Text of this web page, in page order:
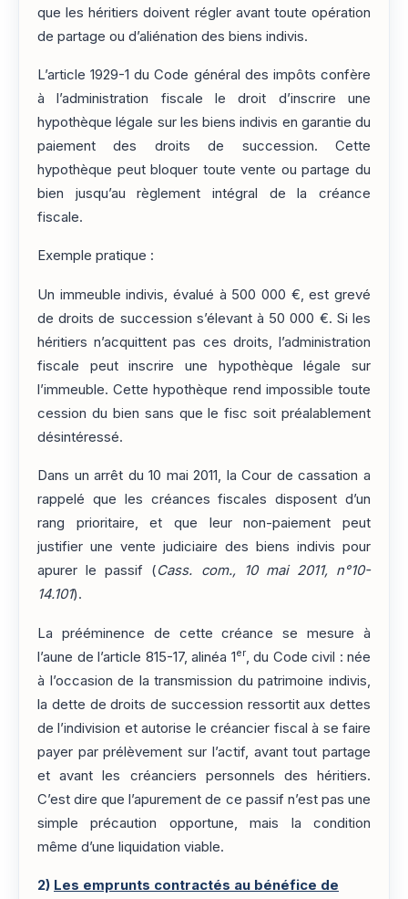
que les héritiers doivent régler avant toute opération
de partage ou d’aliénation des biens indivis.
L’article 1929-1 du Code général des impôts confère
à l’administration fiscale le droit d’inscrire une
hypothèque légale sur les biens indivis en garantie du
paiement des droits de succession. Cette
hypothèque peut bloquer toute vente ou partage du
bien jusqu’au règlement intégral de la créance
fiscale.
Exemple pratique :
Un immeuble indivis, évalué à 500 000 €, est grevé
de droits de succession s’élevant à 50 000 €. Si les
héritiers n’acquittent pas ces droits, l’administration
fiscale peut inscrire une hypothèque légale sur
l’immeuble. Cette hypothèque rend impossible toute
cession du bien sans que le fisc soit préalablement
désintéressé.
Dans un arrêt du 10 mai 2011, la Cour de cassation a
rappelé que les créances fiscales disposent d’un
rang prioritaire, et que leur non-paiement peut
justifier une vente judiciaire des biens indivis pour
apurer le passif (Cass. com., 10 mai 2011, n°10-
14.101).
La prééminence de cette créance se mesure à
l’aune de l’article 815-17, alinéa 1er, du Code civil : née
à l’occasion de la transmission du patrimoine indivis,
la dette de droits de succession ressortit aux dettes
de l’indivision et autorise le créancier fiscal à se faire
payer par prélèvement sur l’actif, avant tout partage
et avant les créanciers personnels des héritiers.
C’est dire que l’apurement de ce passif n’est pas une
simple précaution opportune, mais la condition
même d’une liquidation viable.
2) Les emprunts contractés au bénéfice de